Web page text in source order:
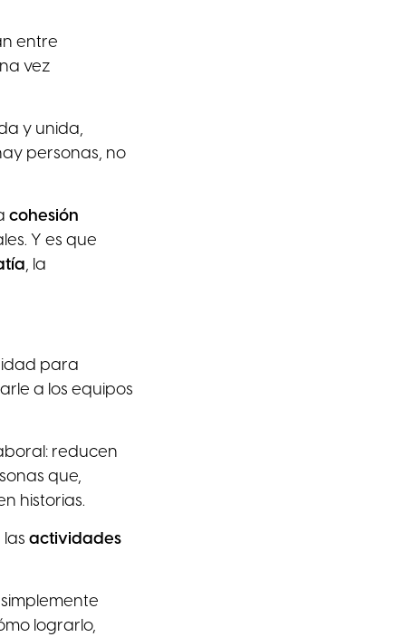
entre
vez
y unida,
personas, no
cohesión
Y es que
, la
para
a los equipos
reducen
que,
historias.
las actividades
lograrlo,